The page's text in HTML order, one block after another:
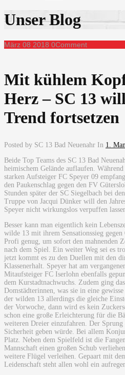
Unser Blog
März 08 2018 0Comment
Mit kühlem
Herz – SC 13
Trend fortsetzen
Posted by SC 13 Bad Neuenahr In 1.
Beide Top Teams des SC 13 Bad
heimischem Gelände auflaufen.
starken Aufsteiger FC Speyer 09
den Paukenschlag gegen den FV
Stunden später der SC Siegelbach bei
Truppe von Jacqui Dünker will den
Speyer nicht wirkungslos verpuffen
Besser kann man eigentlich kein
wilde 13 mit ihrem Sensationssieg
Profi genug, um sofort den mahnenden
nach dem Spiel. Ein weiter Weg sei es
jetzt kommt es zu den Duellen mit den
Klassenerhalt. Speyer hat am
Mitaufsteiger FC Iserlohn ebenfalls
dem Kurstadtnachwuchs. Zudem ging
Domstädterinnen, was sie in eine
der wilden 13 allerdings die gleiche
der Vorwoche, dann wird es kein
schon eine große Erleichterung für die
weiteren Dreier einzufahren. Der
Sicherheit geben würde. Bei allem
Platz. Neben dem Spielfeld ist die
Mannschaft einen großen Schub
weitere Flügel verleihen. Gepaart mit
Leidenschaft steht allen wohl ein